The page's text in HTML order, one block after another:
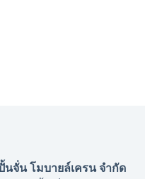
นจั่น โมบายล์เครน จำกัด